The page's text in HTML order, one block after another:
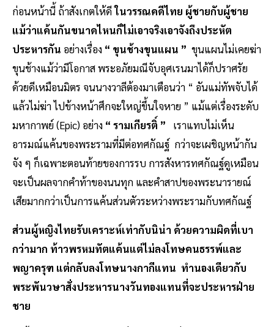
ก่อนหน้านี้ ถ้าสังเกตให้ดีในวรรณคดีไทย ผู้ชายกับผู้ชาย
แม้ว่าแค้นกันขนาดไหนก็ไม่เอาจริงเอาจังถึงประหัต
ประหารกัน อย่างเรื่อง “ ขุนช้างขุนแผน ” ขุนแผนไม่เคยฆ่า
ขุนช้างแม้ว่ามีโอกาส พระอภัยมณีจับอุศเรนมาได้ก็ปราศรัย
ด้วยดีเหมือนมิตร จนนางวาลีต้องมาเตือนว่า “ อันแม่ทัพจับได้
แล้วไม่ฆ่า ไปข้างหน้าศึกจะใหญ่ขึ้นใจหาย ” แม้แต่เรื่องระดับ
มหากาพย์ (Epic) อย่าง “ รามเกียรติ์ ” เราแทบไม่เห็น
อารมณ์แค้นของพระรามที่มีต่อทศกัณฐ์ กว่าจะเผชิญหน้ากัน
จัง ๆ ก็เฉพาะตอนท้ายของการรบ การสังหารทศกัณฐ์ดูเหมือน
จะเป็นผลจากคำท้าของนนทุก และคำสาปของพระนารายณ์
เสียมากกว่าเป็นการแค้นส่วนตัวระหว่างพระรามกับทศกัณฐ์
ส่วนผู้หญิงไทยรับเคราะห์เท่ากับนิน่า ด้วยความผิดที่เบา
กว่ามาก ท้าวพรหมทัตแค้นแต่ไม่ลงโทษคนธรรพ์และ
พญาครุฑ แต่กลับลงโทษนางกากีแทน ทำนองเดียวกับ
พระพันวษาสั่งประหารนางวันทองแทนที่จะประหารฝ่าย
ชาย